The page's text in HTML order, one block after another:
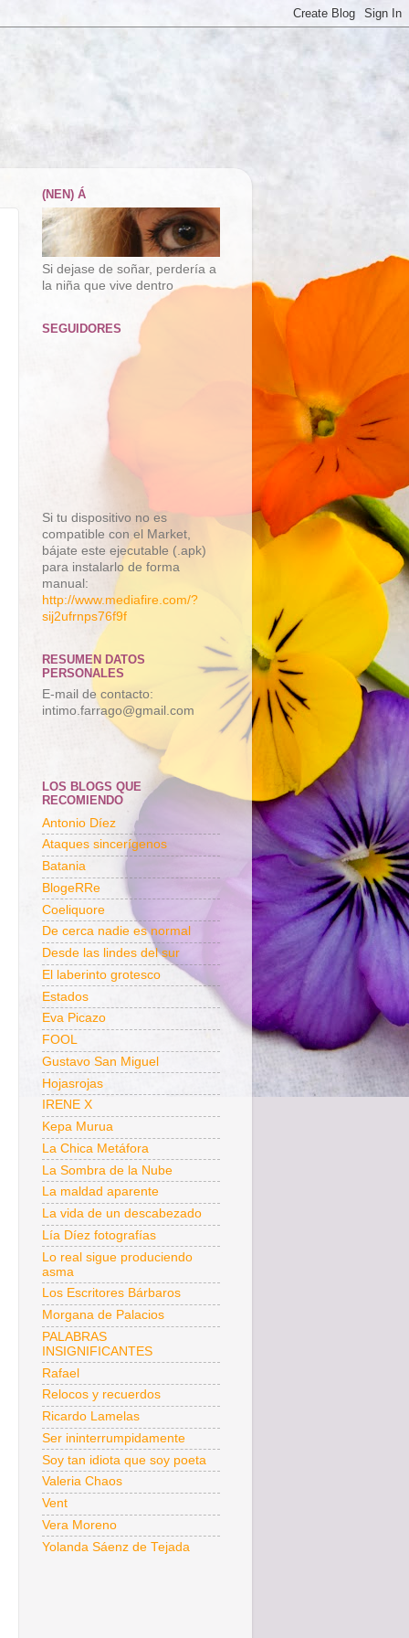
(NEN) Á
Si dejase de soñar, perdería a
la niña que vive dentro
SEGUIDORES
Si tu dispositivo no es
compatible con el Market,
bájate este ejecutable (.apk)
para instalarlo de forma
manual:
http://www.mediafire.com/?
sij2ufrnps76f9f
RESUMEN DATOS
PERSONALES
E-mail de contacto:
intimo.farrago@gmail.com
LOS BLOGS QUE
RECOMIENDO
Antonio Díez
Ataques sincerígenos
Batania
BlogeRRe
Coeliquore
De cerca nadie es normal
Desde las lindes del sur
El laberinto grotesco
Estados
Eva Picazo
FOOL
Gustavo San Miguel
Hojasrojas
IRENE X
Kepa Murua
La Chica Metáfora
La Sombra de la Nube
La maldad aparente
La vida de un descabezado
Lía Díez fotografías
Lo real sigue produciendo
asma
Los Escritores Bárbaros
Morgana de Palacios
PALABRAS
INSIGNIFICANTES
Rafael
Relocos y recuerdos
Ricardo Lamelas
Ser ininterrumpidamente
Soy tan idiota que soy poeta
Valeria Chaos
Vent
Vera Moreno
Yolanda Sáenz de Tejada